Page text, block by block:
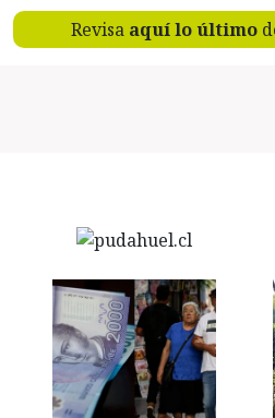
Revisa aquí lo último